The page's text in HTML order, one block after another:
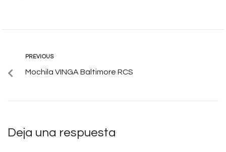
PREVIOUS
Mochila VINGA Baltimore RCS
Deja una respuesta